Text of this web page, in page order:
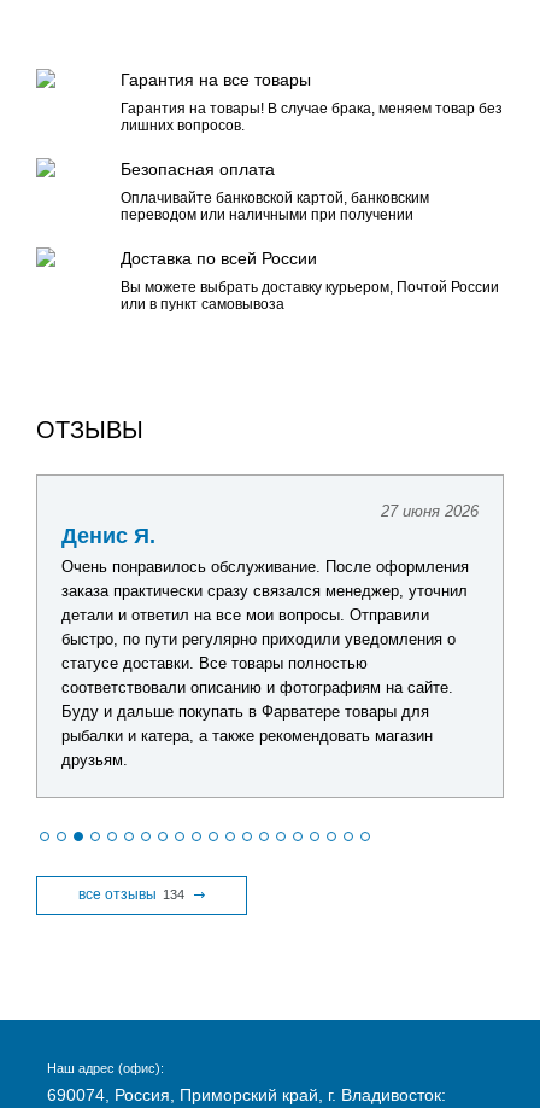
Гарантия на все товары
Гарантия на товары! В случае брака, меняем товар без
лишних вопросов.
Безопасная оплата
Оплачивайте банковской картой, банковским
переводом или наличными при получении
Доставка по всей России
Вы можете выбрать доставку курьером, Почтой России
или в пункт самовывоза
ОТЗЫВЫ
27 июня 2026
Денис Я.
Очень понравилось обслуживание. После оформления
заказа практически сразу связался менеджер, уточнил
детали и ответил на все мои вопросы. Отправили
быстро, по пути регулярно приходили уведомления о
статусе доставки. Все товары полностью
соответствовали описанию и фотографиям на сайте.
Буду и дальше покупать в Фарватере товары для
рыбалки и катера, а также рекомендовать магазин
друзьям.
все отзывы 134
Наш адрес (офис):
690074, Россия, Приморский край, г. Владивосток: